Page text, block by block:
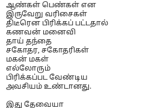
ஆண்கள் பெண்கள் என
இருவேறு வரிசைகள்
திடீரென பிரிக்கப் பட்டதால்
கணவன் மனைவி
தாய் தந்தை
சகோதர, சகோதரிகள்
மகன் மகள்
எல்லோரும்
பிரிக்கப்பட வேண்டிய
அவசியம் உண்டானது.
இது தேவையா